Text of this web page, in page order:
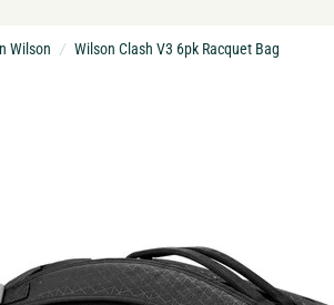
Wilson / Wilson Clash V3 6pk Racquet Bag